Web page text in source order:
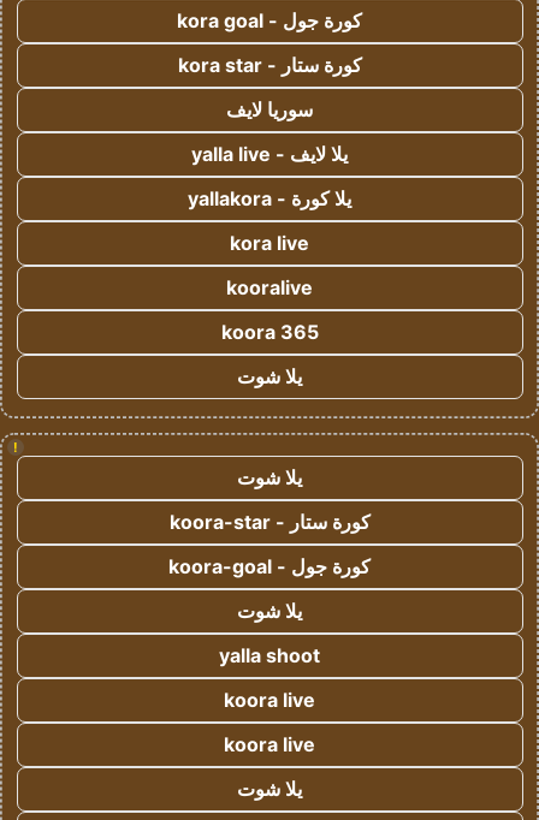
كورة جول - kora goal
كورة ستار - kora star
سوريا لايف
يلا لايف - yalla live
يلا كورة - yallakora
kora live
kooralive
koora 365
يلا شوت
!
يلا شوت
كورة ستار - koora-star
كورة جول - koora-goal
يلا شوت
yalla shoot
koora live
koora live
يلا شوت